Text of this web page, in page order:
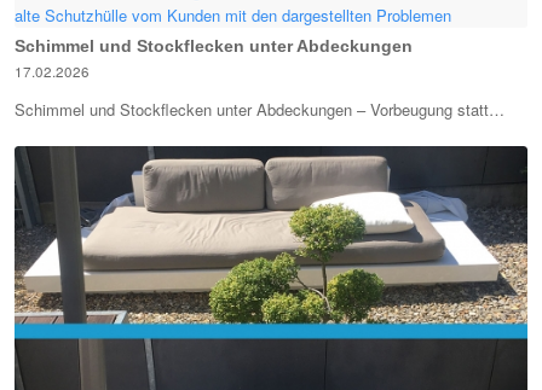
Schimmel und Stockflecken unter Abdeckungen
17.02.2026
Schimmel und Stockflecken unter Abdeckungen – Vorbeugung statt…